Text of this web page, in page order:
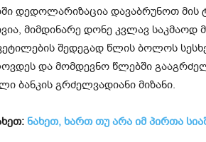
დედოლარიზაცია დავაბრუნოთ მის
მიმდინარე დონე კვლავ
შედეგად წლის ბოლოს
და მომდევნო წლებში
ბანკის გრძელვადიანი მიზანი.
ნახეთ, ხართ თუ არა იმ პირთა